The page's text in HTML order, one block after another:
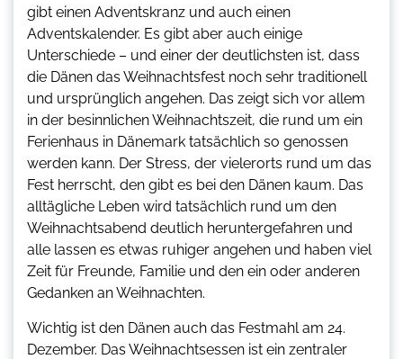
gibt einen Adventskranz und auch einen
Adventskalender. Es gibt aber auch einige
Unterschiede – und einer der deutlichsten ist, dass
die Dänen das Weihnachtsfest noch sehr traditionell
und ursprünglich angehen. Das zeigt sich vor allem
in der besinnlichen Weihnachtszeit, die rund um ein
Ferienhaus in Dänemark tatsächlich so genossen
werden kann. Der Stress, der vielerorts rund um das
Fest herrscht, den gibt es bei den Dänen kaum. Das
alltägliche Leben wird tatsächlich rund um den
Weihnachtsabend deutlich heruntergefahren und
alle lassen es etwas ruhiger angehen und haben viel
Zeit für Freunde, Familie und den ein oder anderen
Gedanken an Weihnachten.
Wichtig ist den Dänen auch das Festmahl am 24.
Dezember. Das Weihnachtsessen ist ein zentraler